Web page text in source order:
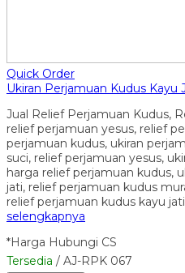
Quick Order
Ukiran Perjamuan Kudus Kayu
Jual Relief Perjamuan Kudus,
relief perjamuan yesus, relief
perjamuan kudus, ukiran
suci, relief perjamuan yesus,
harga relief perjamuan kudus,
jati, relief perjamuan kudus
relief perjamuan kudus kayu
selengkapnya
*Harga Hubungi CS
Tersedia / AJ-RPK 067